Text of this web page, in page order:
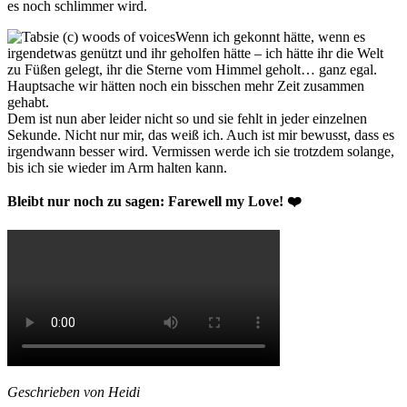
es noch schlimmer wird.
Wenn ich gekonnt hätte, wenn es
irgendetwas genützt und ihr geholfen hätte – ich hätte ihr die Welt
zu Füßen gelegt, ihr die Sterne vom Himmel geholt… ganz egal.
Hauptsache wir hätten noch ein bisschen mehr Zeit zusammen
gehabt.
Dem ist nun aber leider nicht so und sie fehlt in jeder einzelnen
Sekunde. Nicht nur mir, das weiß ich. Auch ist mir bewusst, dass es
irgendwann besser wird. Vermissen werde ich sie trotzdem solange,
bis ich sie wieder im Arm halten kann.
Bleibt nur noch zu sagen: Farewell my Love! ❤️
Geschrieben von Heidi